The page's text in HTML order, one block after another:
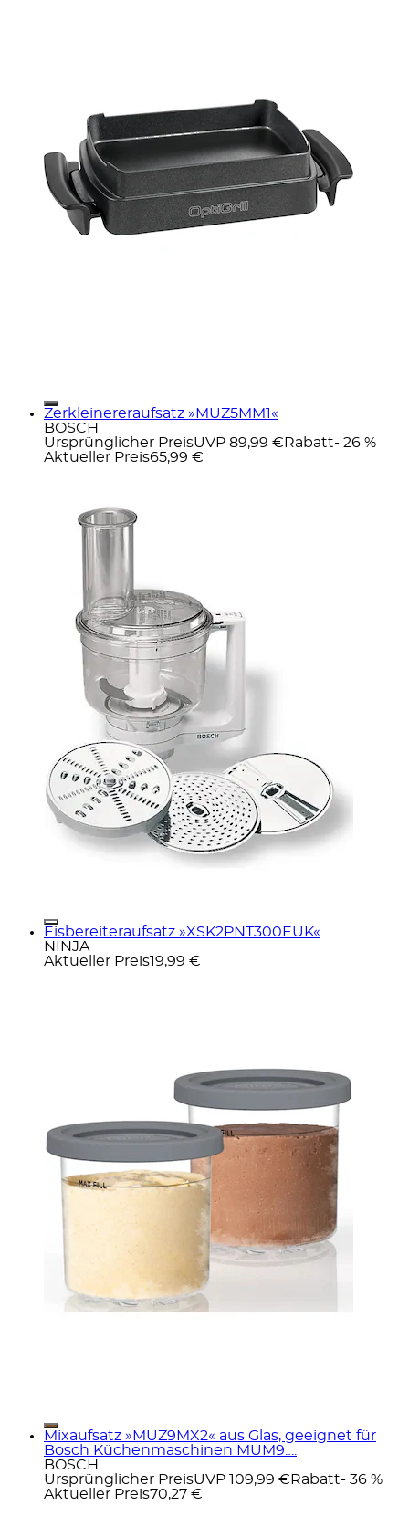
Zerkleinereraufsatz »MUZ5MM1«
BOSCH
Ursprünglicher PreisUVP 89,99 € Rabatt- 26 %
Aktueller Preis65,99 €
Eisbereiteraufsatz »XSK2PNT300EUK«
NINJA
Aktueller Preis19,99 €
Mixaufsatz »MUZ9MX2« aus Glas, geeignet für
Bosch Küchenmaschinen MUM9….
BOSCH
Ursprünglicher PreisUVP 109,99 € Rabatt- 36 %
Aktueller Preis70,27 €